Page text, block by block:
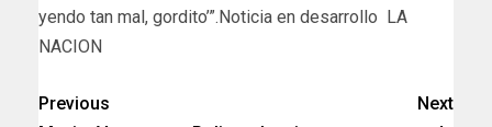
yendo tan mal, gordito’”.Noticia en desarrollo LA
NACION
Previous
Next